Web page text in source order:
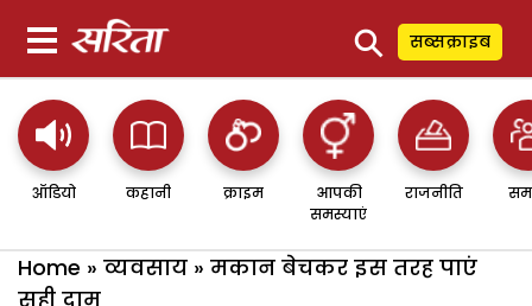
⚲ सब्सक्राइब
ऑडियो कहानी क्राइम
आपकी
समस्याएं
राजनीति
Home » व्यवसाय » मकान बेचकर इस तरह पाएं
सही दाम